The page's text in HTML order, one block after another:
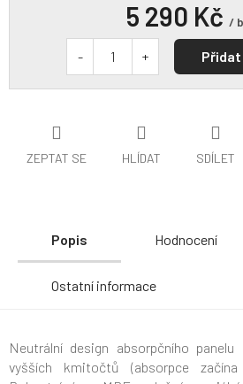
ZEPTAT SE HLÍDAT SDÍLET
5 290 Kč /
Přidat
Popis Hodnocení
Ostatní informace
Neutrální design absorpčního
vyšších kmitočtů (absorpce